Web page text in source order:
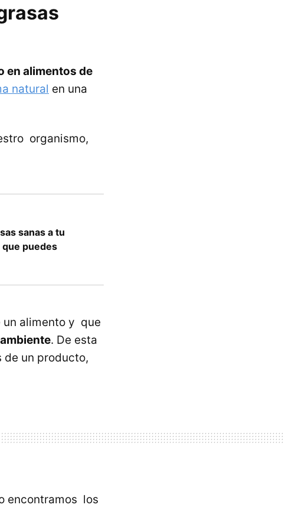
en alimentos de
natural en una
organismo,
sanas a tu
puedes
un alimento y que
. De esta
de un producto,
encontramos los